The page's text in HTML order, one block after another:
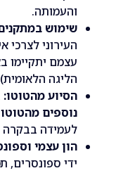
שימוש במתקנים:אפשרות
העירוני לצרכי אימונים
עצמם יתקיימו באצטדיון
הליגה הלאומית).
הסיוע מהטוטו:בנוסף,
נוספים מהטוטולטובת
לעמידה בבקרה התקציבית.
הון עצמי וספונסרים: יתרת
ידי ספונסרים, תמיכות